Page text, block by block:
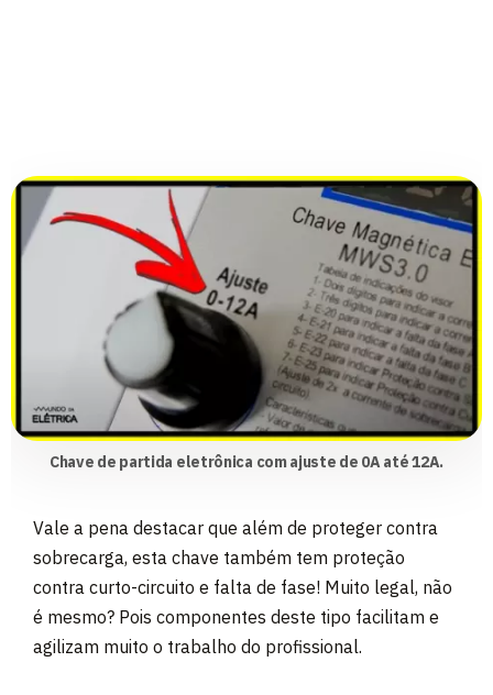
Chave de partida eletrônica com ajuste de 0A até 12A.
Vale a pena destacar que além de proteger contra
sobrecarga, esta chave também tem proteção
contra curto-circuito e falta de fase! Muito legal, não
é mesmo? Pois componentes deste tipo facilitam e
agilizam muito o trabalho do profissional.